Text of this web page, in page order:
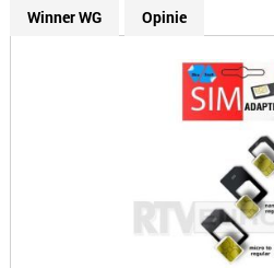
Winner WG
Opinie